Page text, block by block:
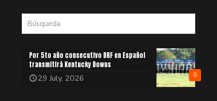
0
Por 5to año consecutivo DRF en Español
transmitirá Kentucky Downs
29 July, 2026